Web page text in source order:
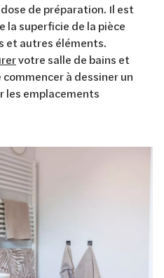
de préparation. Il est
la superficie de la pièce
et autres éléments.
votre salle de bains et
à dessiner un
les emplacements